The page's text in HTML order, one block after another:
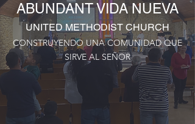
ABUNDANT VIDA NUEVA
UNITED METHODIST CHURCH
CONSTRUYENDO UNA COMUNIDAD QUE
SIRVE AL SEÑOR